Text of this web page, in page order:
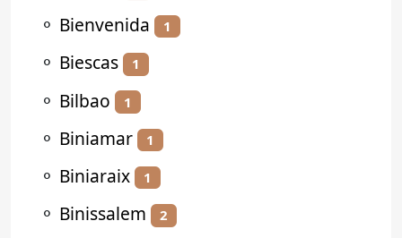
⚬ Bienvenida 1
⚬ Biescas 1
⚬ Bilbao 1
⚬ Biniamar 1
⚬ Biniaraix 1
⚬ Binissalem 2